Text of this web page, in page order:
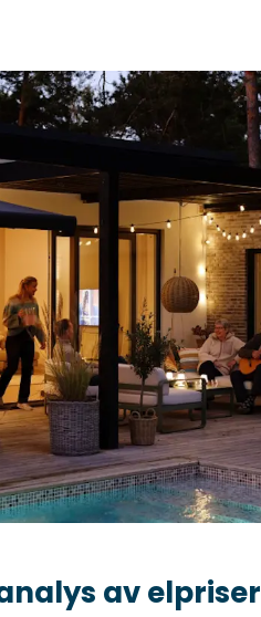
av elpriser